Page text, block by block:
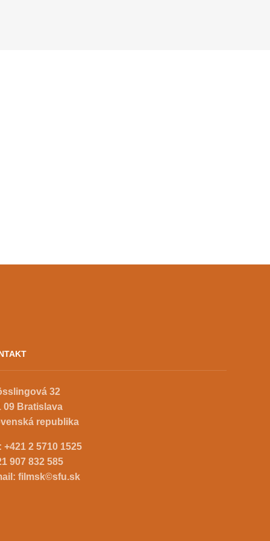
32
09 Bratislava
republika
+421 2 5710 1525
907 832 585
filmsk©sfu.sk